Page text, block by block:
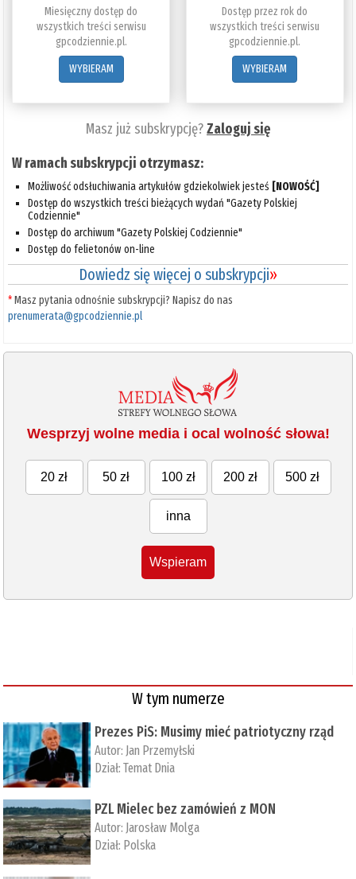
Miesięczny dostęp do
wszystkich treści serwisu
gpcodziennie.pl.
WYBIERAM
Dostęp przez rok do
wszystkich treści serwisu
gpcodziennie.pl.
WYBIERAM
Masz już subskrypcję?Zaloguj się
W ramach subskrypcji otrzymasz:
Możliwość odsłuchiwania artykułów gdziekolwiek jesteś [NOWOŚĆ]
Dostęp do wszystkich treści bieżących wydań "Gazety Polskiej
Codziennie"
Dostęp do archiwum "Gazety Polskiej Codziennie"
Dostęp do felietonów on-line
Dowiedz się więcej o subskrypcji»
*Masz pytania odnośnie subskrypcji? Napisz do nas
prenumerata@gpcodziennie.pl
Wesprzyj wolne media i ocal wolność słowa!
20 zł 50 zł 100 zł 200 zł 500 zł
inna
Wspieram
W tym numerze
Prezes PiS: Musimy mieć patriotyczny rząd
Autor: Jan Przemyłski
Dział:Temat Dnia
PZL Mielec bez zamówień z MON
Autor: Jarosław Molga
Dział: Polska